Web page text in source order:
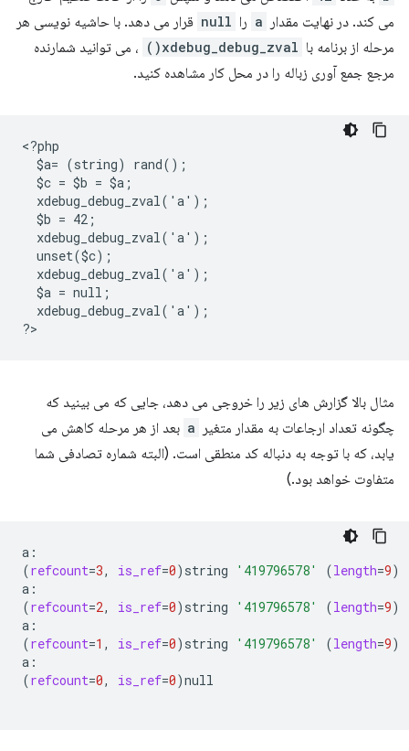
می کند. در نهایت مقدار
a را null قرار می دهد. با حاشیه نویسی هر
مرحله از برنامه با xdebug_debug_zval()
، می توانید شمارنده
مرجع جمع آوری زباله را در محل کار مشاهده کنید.
<?php
  $a= (string) rand();
  $c = $b = $a;
  xdebug_debug_zval('a');
  $b = 42;
  xdebug_debug_zval('a');
  unset($c);
  xdebug_debug_zval('a');
  $a = null;
  xdebug_debug_zval('a');
?
مثال بالا گزارش های زیر را خروجی می دهد، جایی که می بینید که
چگونه تعداد ارجاعات به مقدار متغیر
a بعد از هر مرحله کاهش می
یابد، که با توجه به دنباله کد منطقی است. (البته شماره تصادفی شما
متفاوت خواهد بود.)
(refcount=3, is_ref=0) string '419796578' (length=9)
(refcount=2, is_ref=0) string '419796578' (length=9)
(refcount=1 , is_ref=0) string '419796578' (length=9)
(refcount=0, is_ref=0)null